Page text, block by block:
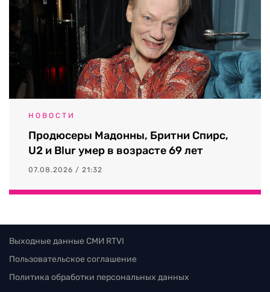
НОВОСТИ
Продюсеры Мадонны, Бритни Спирс,
U2 и Blur умер в возрасте 69 лет
07.08.2026 / 21:32
Выходные данные СМИ RTVI
Пользовательское соглашение
Политика обработки персональных данных